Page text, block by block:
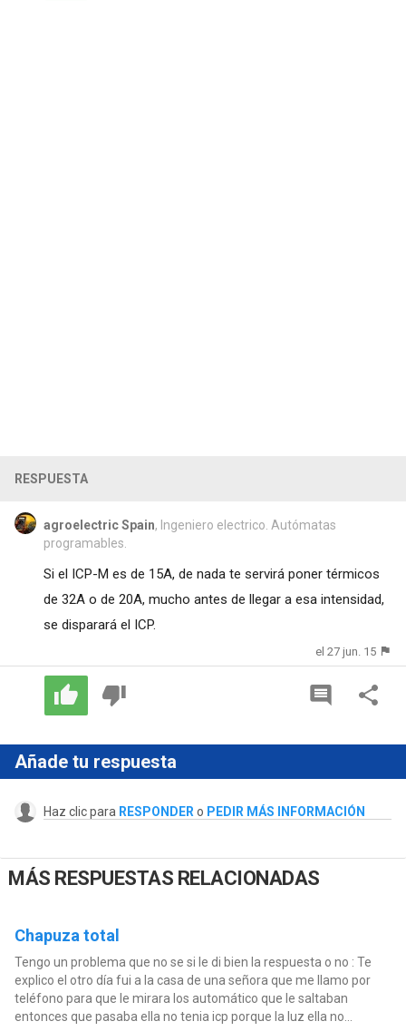
RESPUESTA
agroelectric Spain, Ingeniero electrico. Autómatas
programables.
Si el ICP-M es de 15A, de nada te servirá poner térmicos
de 32A o de 20A, mucho antes de llegar a esa intensidad,
se disparará el ICP.
el 27 jun. 15
Añade tu respuesta
Haz clic para RESPONDER o PEDIR MÁS INFORMACIÓN
MÁS RESPUESTAS RELACIONADAS
Chapuza total
Tengo un problema que no se si le di bien la respuesta o no : Te
explico el otro día fui a la casa de una señora que me llamo por
teléfono para que le mirara los automático que le saltaban
entonces que pasaba ella no tenia icp porque la luz ella no...